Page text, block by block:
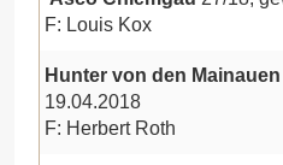
F: Louis Kox
Hunter von den Mainauen
19.04.2018
F: Herbert Roth